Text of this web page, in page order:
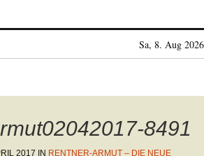
Sa, 8. Aug 2026
8491
2017 IN RENTNER-ARMUT – DIE NEUE